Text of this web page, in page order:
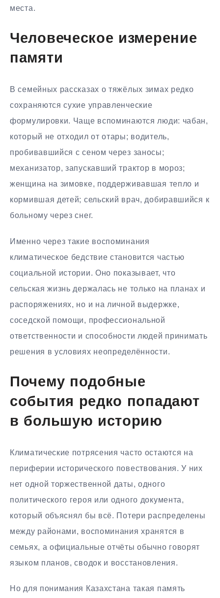
места.
Человеческое измерение
памяти
В семейных рассказах о тяжёлых зимах редко
сохраняются сухие управленческие
формулировки. Чаще вспоминаются люди: чабан,
который не отходил от отары; водитель,
пробивавшийся с сеном через заносы;
механизатор, запускавший трактор в мороз;
женщина на зимовке, поддерживавшая тепло и
кормившая детей; сельский врач, добиравшийся к
больному через снег.
Именно через такие воспоминания
климатическое бедствие становится частью
социальной истории. Оно показывает, что
сельская жизнь держалась не только на планах и
распоряжениях, но и на личной выдержке,
соседской помощи, профессиональной
ответственности и способности людей принимать
решения в условиях неопределённости.
Почему подобные
события редко попадают
в большую историю
Климатические потрясения часто остаются на
периферии исторического повествования. У них
нет одной торжественной даты, одного
политического героя или одного документа,
который объяснял бы всё. Потери распределены
между районами, воспоминания хранятся в
семьях, а официальные отчёты обычно говорят
языком планов, сводок и восстановления.
Но для понимания Казахстана такая память